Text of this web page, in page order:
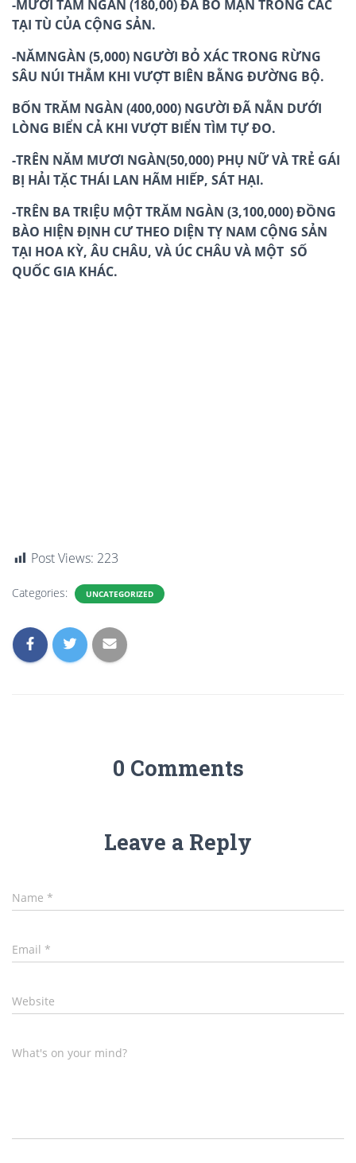
-MƯỜI TÁM NGÀN (180,00)ĐÃ BỎ MẠN TRONG CÁC
TẠI TÙ CỦA CỘNG SẢN.
-NĂMNGÀN (5,000) NGƯỜI BỎ XÁC TRONG RỪNG
SÂU NÚI THẲM KHI VƯỢT BIÊN BẰNG ĐƯỜNG BỘ.
BỐN TRĂM NGÀN (400,000) NGƯỜI ĐÃ NẰN DƯỚI
LÒNG BIỂN CẢ KHI VƯỢT BIỂN TÌM TỰ ĐO.
-TRÊN NĂM MƯƠI NGÀN(50,000) PHỤ NỮ VÀ TRẺ GÁI
BỊ HẢI TẶC THÁI LAN HÃM HIẾP, SÁT HẠI.
-TRÊN BA TRIỆU MỘT TRĂM NGÀN (3,100,000) ĐỒNG
BÀO HIỆN ĐỊNH CƯ THEO DIỆN TỴ NAM CỘNG SẢN
TẠI HOA KỲ, ÂU CHÂU, VÀ ÚC CHÂU VÀ MỘT SỐ
QUỐC GIA KHÁC.
Post Views: 223
Categories: UNCATEGORIZED
0 Comments
Leave a Reply
Name *
Email *
Website
What's on your mind?